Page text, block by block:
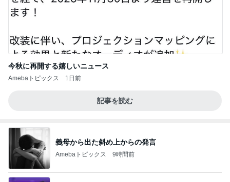
今秋に再開する嬉しいニュース
Amebaトピックス 1日前
記事を読む
義母から出た斜め上からの発言
Amebaトピックス 9時間前